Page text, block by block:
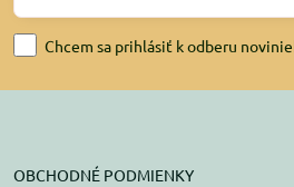
Chcem sa prihlásiť k odberu
OBCHODNÉ PODMIENKY